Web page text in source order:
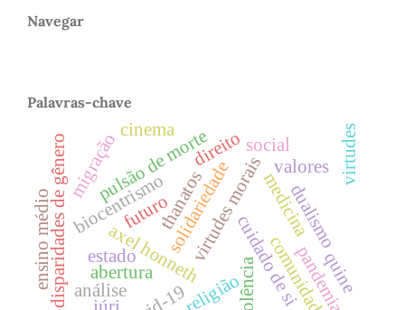
Navegar
Palavras-chave
cuidado de si
violência
axel honneth
solidariedade
estado comunidade
biocentrismo virtudes morais
religião
medicina
dualismo
pulsão de morte
thanatos
disparidades de gênero futuro
pandemia
valores
abertura
análise
ensino médio
social
quine
migração direito virtudes
cinema